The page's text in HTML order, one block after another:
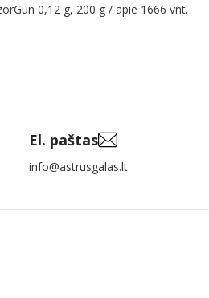
0,12 g, 200 g / apie 1666 vnt.
El. paštas
info@astrusgalas.lt